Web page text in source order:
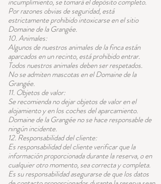
Por razones obvias de seguridad, está
estrictamente prohibido intoxicarse en el sitio
Domaine de la Grangée.
10. Animales:
Algunos de nuestros animales de la finca están
aparcados en un recinto, está prohibido entrar.
Todos nuestros animales deben ser respetados.
No se admiten mascotas en el Domaine de la
Grangée.
11. Objetos de valor:
Se recomienda no dejar objetos de valor en el
alojamiento y en los coches del aparcamiento.
Domaine de la Grangée no se hace responsable de
ningún incidente.
12. Responsabilidad del cliente:
Es responsabilidad del cliente verificar que la
información proporcionada durante la reserva, o en
cualquier otro momento, sea correcta y completa.
Es su responsabilidad asegurarse de que los datos